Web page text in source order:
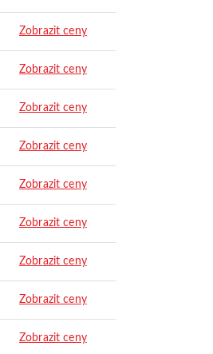
Zobrazit ceny
Zobrazit ceny
Zobrazit ceny
Zobrazit ceny
Zobrazit ceny
Zobrazit ceny
Zobrazit ceny
Zobrazit ceny
Zobrazit ceny